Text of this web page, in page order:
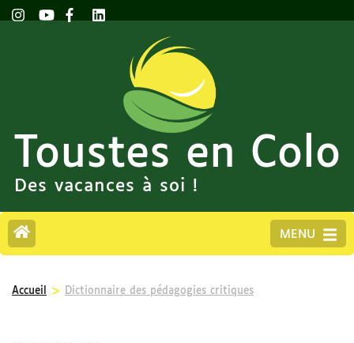
Toustes en Colo
Des vacances à soi !
MENU
Accueil > Dictionnaire des pédagogies critiques